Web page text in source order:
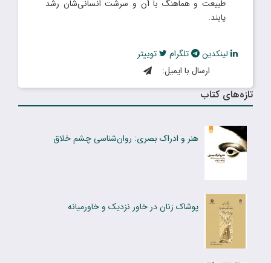
طبیعت و هماهنگ با آن و سرشت انسانی‌شان رشد
یابند.
لینکدین تلگرام
توییتر
ارسال با ایمیل:
تازه‌های کتاب
هنر و ادراک بصری: روان‌شناسی چشم خلاق
پوشاک زنان در خاور نزدیک و خاورمیانه